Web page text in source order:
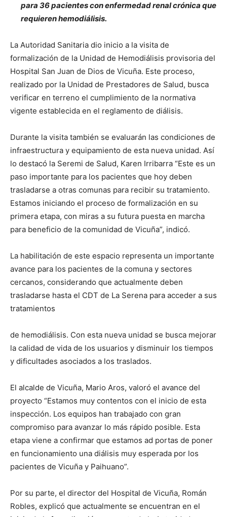
para 36 pacientes con enfermedad renal crónica que
requieren hemodiálisis.
La Autoridad Sanitaria dio inicio a la visita de
formalización de la Unidad de Hemodiálisis provisoria del
Hospital San Juan de Dios de Vicuña. Este proceso,
realizado por la Unidad de Prestadores de Salud, busca
verificar en terreno el cumplimiento de la normativa
vigente establecida en el reglamento de diálisis.
Durante la visita también se evaluarán las condiciones de
infraestructura y equipamiento de esta nueva unidad. Así
lo destacó la Seremi de Salud, Karen Irribarra “Este es un
paso importante para los pacientes que hoy deben
trasladarse a otras comunas para recibir su tratamiento.
Estamos iniciando el proceso de formalización en su
primera etapa, con miras a su futura puesta en marcha
para beneficio de la comunidad de Vicuña”, indicó.
La habilitación de este espacio representa un importante
avance para los pacientes de la comuna y sectores
cercanos, considerando que actualmente deben
trasladarse hasta el CDT de La Serena para acceder a sus
tratamientos
de hemodiálisis. Con esta nueva unidad se busca mejorar
la calidad de vida de los usuarios y disminuir los tiempos
y dificultades asociados a los traslados.
El alcalde de Vicuña, Mario Aros, valoró el avance del
proyecto “Estamos muy contentos con el inicio de esta
inspección. Los equipos han trabajado con gran
compromiso para avanzar lo más rápido posible. Esta
etapa viene a confirmar que estamos ad portas de poner
en funcionamiento una diálisis muy esperada por los
pacientes de Vicuña y Paihuano”.
Por su parte, el director del Hospital de Vicuña, Román
Robles, explicó que actualmente se encuentran en el